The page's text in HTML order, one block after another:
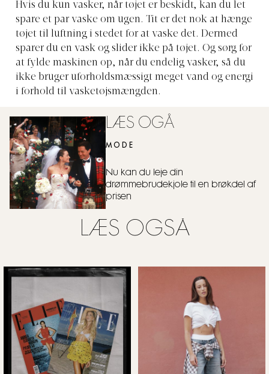
Hvis du kun vasker, når tøjet er beskidt, kan du let
spare et par vaske om ugen. Tit er det nok at hænge
tøjet til luftning i stedet for at vaske det. Dermed
sparer du en vask og slider ikke på tøjet. Og sørg for
at fylde maskinen op, når du endelig vasker, så du
ikke bruger uforholdsmæssigt meget vand og energi
i forhold til vasketøjsmængden.
LÆS OGÅ
MODE
Nu kan du leje din
drømmebrudekjole til en brøkdel af
prisen
LÆS OGSÅ